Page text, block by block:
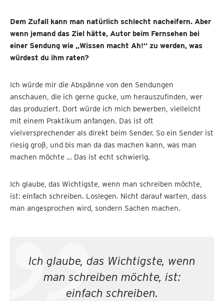
Dem Zufall kann man natürlich schlecht nacheifern. Aber
wenn jemand das Ziel hätte, Autor beim Fernsehen bei
einer Sendung wie „Wissen macht Ah!“ zu werden, was
würdest du ihm raten?
Ich würde mir die Abspänne von den Sendungen
anschauen, die ich gerne gucke, um herauszufinden, wer
das produziert. Dort würde ich mich bewerben, vielleicht
mit einem Praktikum anfangen. Das ist oft
vielversprechender als direkt beim Sender. So ein Sender ist
riesig groß, und bis man da das machen kann, was man
machen möchte … Das ist echt schwierig.
Ich glaube, das Wichtigste, wenn man schreiben möchte,
ist: einfach schreiben. Loslegen. Nicht darauf warten, dass
man angesprochen wird, sondern Sachen machen.
Ich glaube, das Wichtigste, wenn
man schreiben möchte, ist:
einfach schreiben.